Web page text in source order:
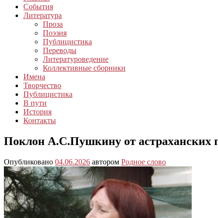
События
Литература
Проза
Поэзия
Публицистика
Переводы
Литературоведение
Коллективные сборники
Имена
Творчество
Публицистика
В пути
История
Контакты
Поклон А.С.Пушкину от астраханских
Опубликовано 04.06.2026 автором Родное слово